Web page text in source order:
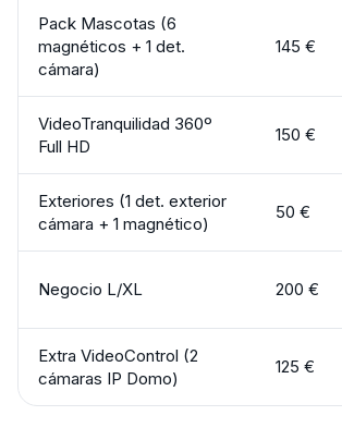
Pack Mascotas (6
magnéticos + 1 det.
cámara)
145 €
VideoTranquilidad 360º
Full HD
150 €
Exteriores (1 det. exterior
cámara + 1 magnético)
50 €
Negocio L/XL 200 €
Extra VideoControl (2
cámaras IP Domo)
125 €